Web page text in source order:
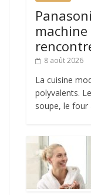
8 août 2026
La cuisine
polyvalents.
soupe, le four